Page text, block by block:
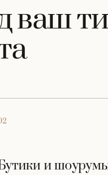
ваш
и